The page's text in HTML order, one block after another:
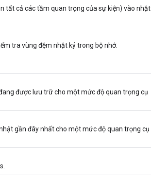
tất cả các tầm quan trọng của sự kiện) vào nhật
tra vùng đệm nhật ký trong bộ nhớ.
được lưu trữ cho một mức độ quan trọng cụ
gần đây nhất cho một mức độ quan trọng cụ